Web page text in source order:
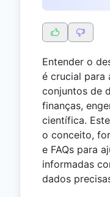
Entender o
é crucial para
conjuntos de
finanças,
científica.
o conceito,
e FAQs para
informadas
dados